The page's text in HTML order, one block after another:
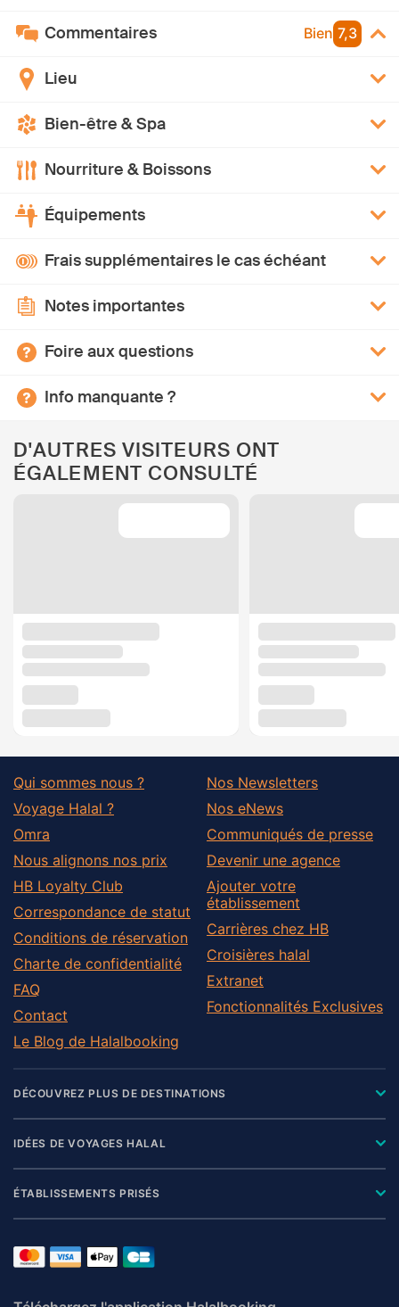
Commentaires Bien 7,3
Lieu
Bien-être & Spa
Nourriture & Boissons
Équipements
Frais supplémentaires le cas échéant
Notes importantes
Foire aux questions
Info manquante ?
D'AUTRES VISITEURS ONT
ÉGALEMENT CONSULTÉ
Qui sommes nous ?
Voyage Halal ?
Omra
Nous alignons nos prix
HB Loyalty Club
Correspondance de statut
Conditions de réservation
Charte de confidentialité
FAQ
Contact
Le Blog de Halalbooking
Nos Newsletters
Nos eNews
Communiqués de presse
Devenir une agence
Ajouter votre
établissement
Carrières chez HB
Croisières halal
Extranet
Fonctionnalités Exclusives
DÉCOUVREZ PLUS DE DESTINATIONS
IDÉES DE VOYAGES HALAL
ÉTABLISSEMENTS PRISÉS